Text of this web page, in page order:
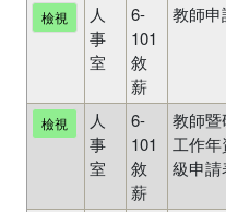
檢視
人
事
室
6-
101
敘
薪
教師
檢視
人
事
室
6-
101
敘
薪
教師
工作
級申請